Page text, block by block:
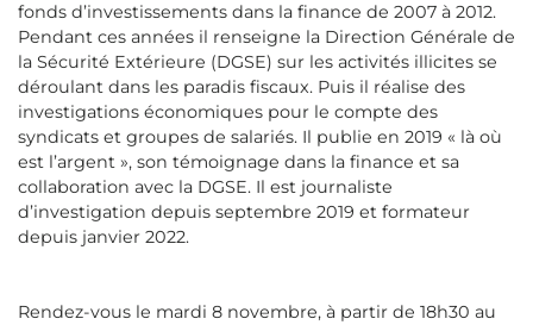
fonds d’investissements dans la finance de 2007 à 2012.
Pendant ces années il renseigne la Direction Générale de
la Sécurité Extérieure (DGSE) sur les activités illicites se
déroulant dans les paradis fiscaux. Puis il réalise des
investigations économiques pour le compte des
syndicats et groupes de salariés. Il publie en 2019 « là où
est l’argent », son témoignage dans la finance et sa
collaboration avec la DGSE. Il est journaliste
d’investigation depuis septembre 2019 et formateur
depuis janvier 2022.
Rendez-vous le mardi 8 novembre, à partir de 18h30 au